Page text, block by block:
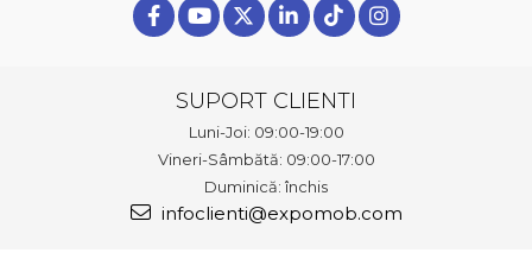
SUPORT CLIENTI
Luni-Joi: 09:00-19:00
Vineri-Sâmbătă: 09:00-17:00
Duminică: închis
infoclienti@expomob.com